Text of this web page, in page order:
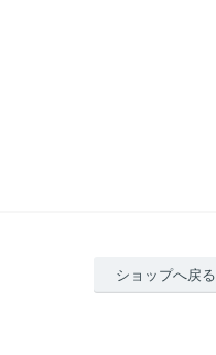
ショップへ戻る